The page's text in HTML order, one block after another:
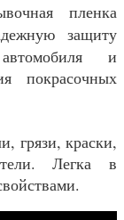
пленка
защиту
и
покрасочных
грязи, краски,
Легка в